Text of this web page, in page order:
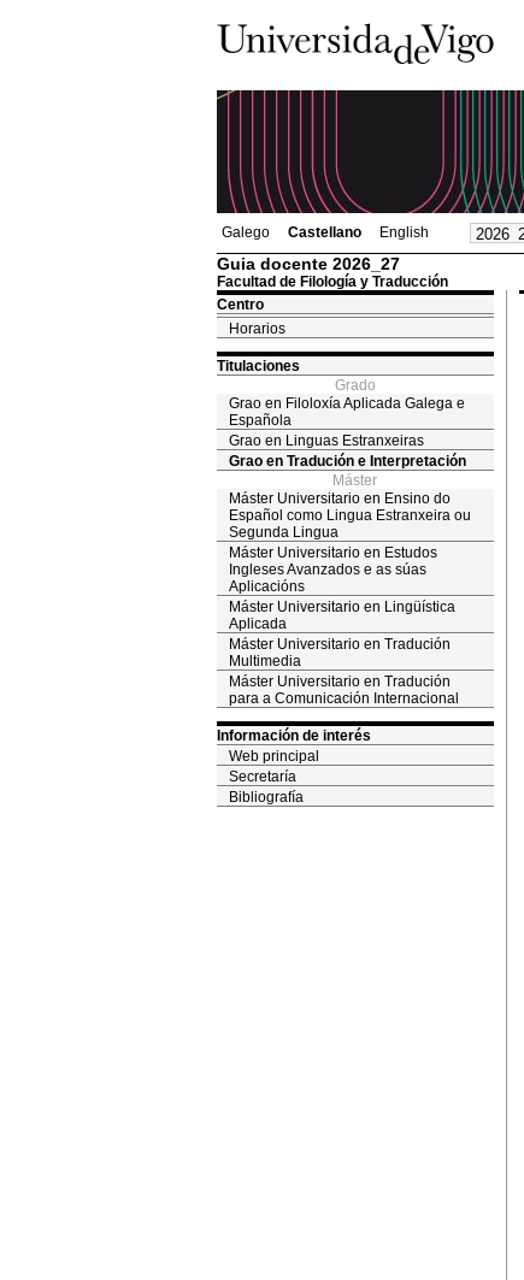
Galego Castellano English
Guia docente 2026_27
Facultad de Filología y Traducción
Centro
Horarios
Titulaciones
Grado
Grao en Filoloxía Aplicada Galega e
Española
Grao en Linguas Estranxeiras
Grao en Tradución e Interpretación
Máster
Máster Universitario en Ensino do
Español como Lingua Estranxeira ou
Segunda Lingua
Máster Universitario en Estudos
Ingleses Avanzados e as súas
Aplicacións
Máster Universitario en Lingüística
Aplicada
Máster Universitario en Tradución
Multimedia
Máster Universitario en Tradución
para a Comunicación Internacional
Información de interés
Web principal
Secretaría
Bibliografía